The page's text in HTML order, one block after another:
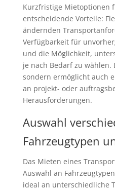
Kurzfristige Mietoptionen
entscheidende Vorteile:
ändernden
Verfügbarkeit für
und die Möglichkeit,
je nach Bedarf zu
sondern ermöglicht auch
an projekt- oder
Herausforderungen.
Auswahl
Fahrzeugtypen
Das Mieten eines
Auswahl an
ideal an unterschiedliche